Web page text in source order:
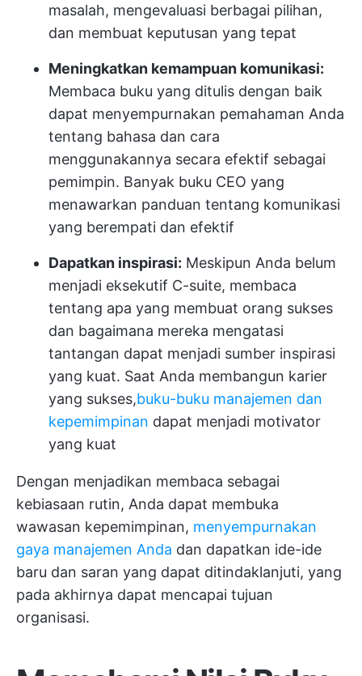
masalah, mengevaluasi berbagai pilihan,
dan membuat keputusan yang tepat
Meningkatkan kemampuan komunikasi:
Membaca buku yang ditulis dengan baik
dapat menyempurnakan pemahaman Anda
tentang bahasa dan cara
menggunakannya secara efektif sebagai
pemimpin. Banyak buku CEO yang
menawarkan panduan tentang komunikasi
yang berempati dan efektif
Dapatkan inspirasi: Meskipun Anda belum
menjadi eksekutif C-suite, membaca
tentang apa yang membuat orang sukses
dan bagaimana mereka mengatasi
tantangan dapat menjadi sumber inspirasi
yang kuat. Saat Anda membangun karier
yang sukses,buku-buku manajemen dan
kepemimpinan dapat menjadi motivator
yang kuat
Dengan menjadikan membaca sebagai
kebiasaan rutin, Anda dapat membuka
wawasan kepemimpinan, menyempurnakan
gaya manajemen Anda dan dapatkan ide-ide
baru dan saran yang dapat ditindaklanjuti, yang
pada akhirnya dapat mencapai tujuan
organisasi.